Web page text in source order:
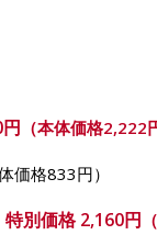
（本体価格2,222
価格833円）
別価格2,160円